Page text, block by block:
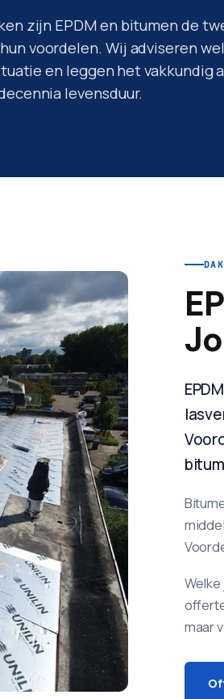
zijn EPDM en bitumen de
voordelen. Wij adviseren
en leggen het vakkundig
levensduur.
maar